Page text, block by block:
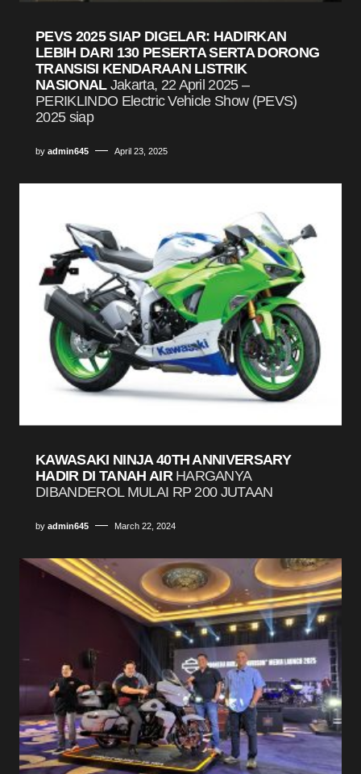
PEVS 2025 SIAP DIGELAR: HADIRKAN
LEBIH DARI 130 PESERTA SERTA DORONG
TRANSISI KENDARAAN LISTRIK
NASIONAL Jakarta, 22 April 2025 –
PERIKLINDO Electric Vehicle Show (PEVS)
2025 siap
by admin645 April 23, 2025
KAWASAKI NINJA 40TH ANNIVERSARY
HADIR DI TANAH AIR HARGANYA
DIBANDEROL MULAI RP 200 JUTAAN
by admin645 March 22, 2024